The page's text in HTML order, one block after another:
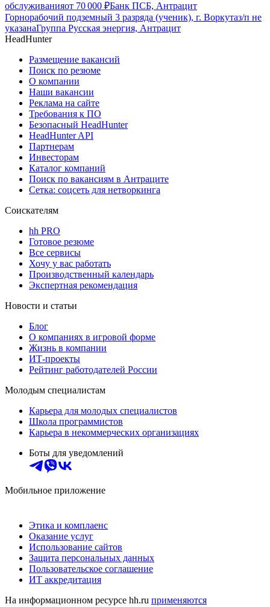
обслуживанияот 70 000 ₽Банк ПСБ, Антрацит
Горнорабочий подземный 3 разряда (ученик), г. Воркутаз/п не
указанаГруппа Русская энергия, Антрацит
HeadHunter
Размещение вакансий
Поиск по резюме
О компании
Наши вакансии
Реклама на сайте
Требования к ПО
Безопасный HeadHunter
HeadHunter API
Партнерам
Инвесторам
Каталог компаний
Поиск по вакансиям в Антраците
Сетка: соцсеть для нетворкинга
Соискателям
hh PRO
Готовое резюме
Все сервисы
Хочу у вас работать
Производственный календарь
Экспертная рекомендация
Новости и статьи
Блог
О компаниях в игровой форме
Жизнь в компании
ИТ-проекты
Рейтинг работодателей России
Молодым специалистам
Карьера для молодых специалистов
Школа программистов
Карьера в некоммерческих организациях
Боты для уведомлений
Мобильное приложение
Этика и комплаенс
Оказание услуг
Использование сайтов
Защита персональных данных
Пользовательское соглашение
ИТ аккредитация
На информационном ресурсе hh.ru применяются